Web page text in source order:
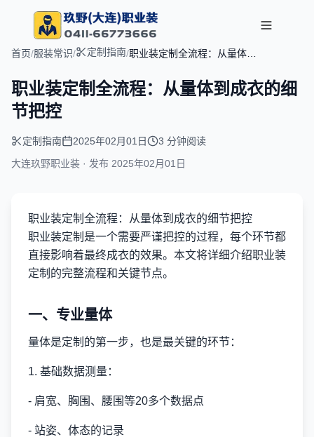
首页/服装常识/ 定制指南/职业装定制全流程：从量体到
职业装定制全流程：从量体到成衣的细
节把控
定制指南 2025年02月01日
3 分钟阅读
大连玖野职业装 · 发布 2025年02月01日
职业装定制全流程：从量体到成衣的细节把控
职业装定制是一个需要严谨把控的过程，每个环节都
直接影响着最终成衣的效果。本文将详细介绍职业装
定制的完整流程和关键节点。
一、专业量体
量体是定制的第一步，也是最关键的环节：
1. 基础数据测量：
- 肩宽、胸围、腰围等20多个数据点
- 站姿、体态的记录